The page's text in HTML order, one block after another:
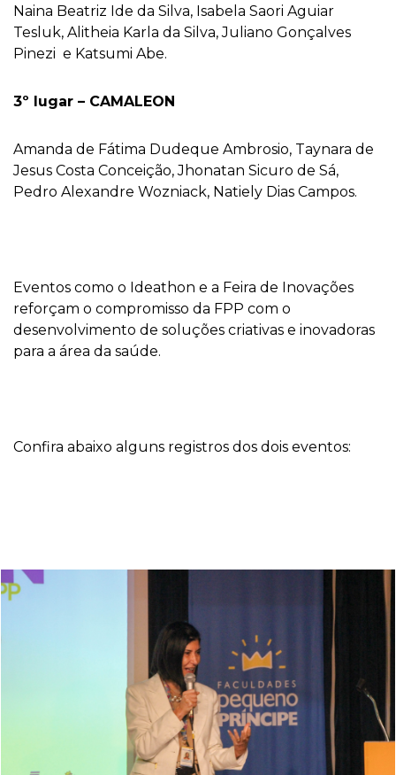
Naina Beatriz Ide da Silva, Isabela Saori Aguiar
Tesluk, Alitheia Karla da Silva, Juliano Gonçalves
Pinezi e Katsumi Abe.
3º lugar – CAMALEON
Amanda de Fátima Dudeque Ambrosio, Taynara de
Jesus Costa Conceição, Jhonatan Sicuro de Sá,
Pedro Alexandre Wozniack, Natiely Dias Campos.
Eventos como o Ideathon e a Feira de Inovações
reforçam o compromisso da FPP com o
desenvolvimento de soluções criativas e inovadoras
para a área da saúde.
Confira abaixo alguns registros dos dois eventos: